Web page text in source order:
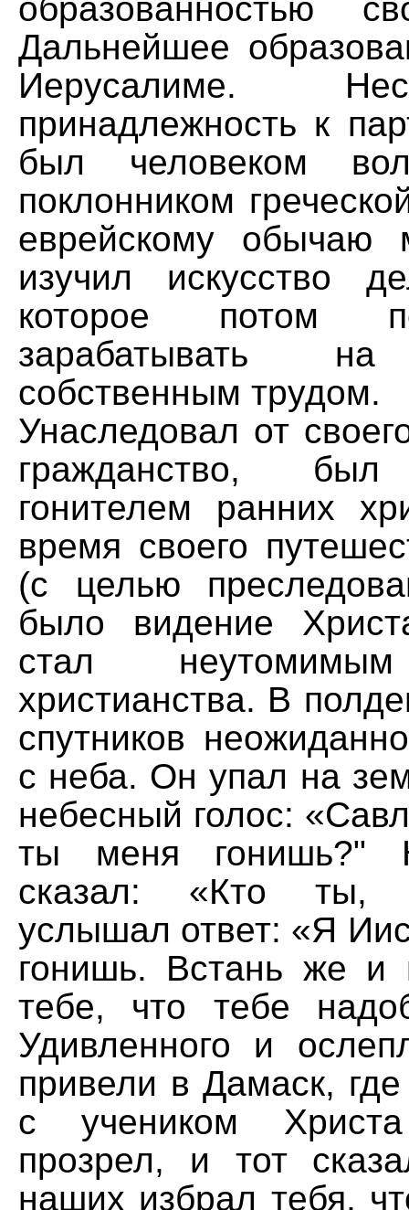
образованностью
Дальнейшее
Иерусалиме.
принадлежность к
был человеком
поклонником
еврейскому обычаю
изучил искусство
которое потом
зарабатывать на
собственным трудом.
Унаследовал от
гражданство, был
гонителем ранних
время своего
(с целью
было видение
стал
христианства. В
спутников
с неба. Он упал на
небесный голос:
ты меня гонишь?"
сказал: «Кто ты,
услышал ответ: «Я
гонишь. Встань же и
тебе, что тебе
Удивленного и
привели в Дамаск,
с учеником
прозрел, и тот
наших избрал тебя,